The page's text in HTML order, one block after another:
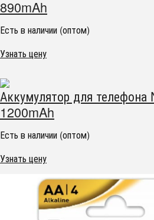
890mAh
Есть в наличии (оптом)
Узнать цену
Аккумулятор для
1200mAh
Есть в наличии (оптом)
Узнать цену